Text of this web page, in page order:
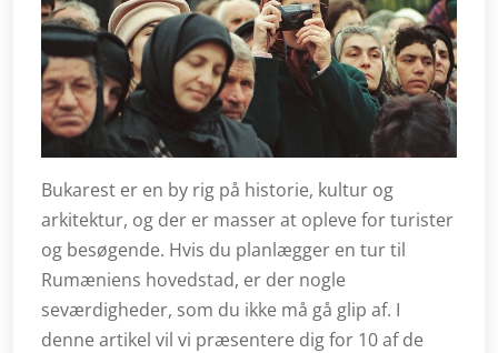
Bukarest er en by rig på historie, kultur og
arkitektur, og der er masser at opleve for turister
og besøgende. Hvis du planlægger en tur til
Rumæniens hovedstad, er der nogle
seværdigheder, som du ikke må gå glip af. I
denne artikel vil vi præsentere dig for 10 af de